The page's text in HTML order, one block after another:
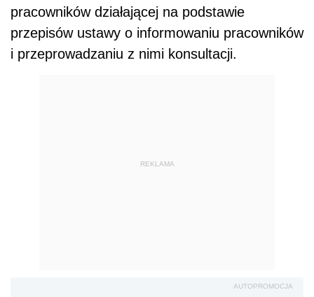
pracowników działającej na podstawie
przepisów ustawy o informowaniu pracowników
i przeprowadzaniu z nimi konsultacji.
REKLAMA
AUTOPROMOCJA